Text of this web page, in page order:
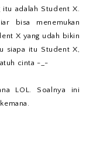
itu adalah Student X.
bisa menemukan
X yang udah bikin
siapa itu Student X,
cinta -_-
LOL. Soalnya ini